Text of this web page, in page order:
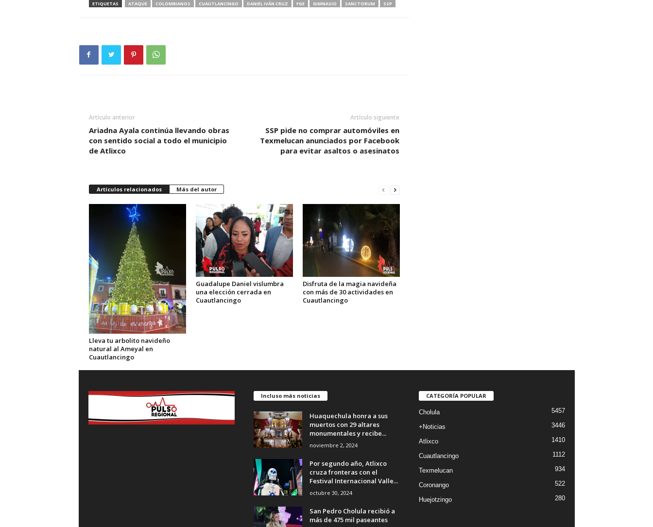
ETIQUETAS ATAQUE COLOMBIANOS CUAUTLANCINGO DANIEL IVÁN CRUZ FGE GIMNASIO SANCTORUM SSP
Artículo anterior
Ariadna Ayala continúa llevando obras
con sentido social a todo el municipio
de Atlixco
Artículo siguiente
SSP pide no comprar automóviles en
Texmelucan anunciados por Facebook
para evitar asaltos o asesinatos
Artículos relacionados Más del autor
Lleva tu arbolito navideño
natural al Ameyal en
Cuautlancingo
Guadalupe Daniel vislumbra
una elección cerrada en
Cuautlancingo
Disfruta de la magia navideña
con más de 30 actividades en
Cuautlancingo
Incluso más noticias
Huaquechula honra a sus
muertos con 29 altares
monumentales y recibe...
noviembre 2, 2024
Por segundo año, Atlixco
cruza fronteras con el
Festival Internacional Valle...
octubre 30, 2024
San Pedro Cholula recibió a
más de 475 mil paseantes
CATEGORÍA POPULAR
Cholula 5457
+Noticias 3446
Atlixco 1410
Cuautlancingo 1112
Texmelucan 934
Coronango 522
Huejotzingo 280